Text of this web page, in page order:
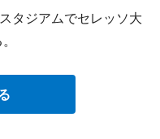
タジアムでセレッソ大